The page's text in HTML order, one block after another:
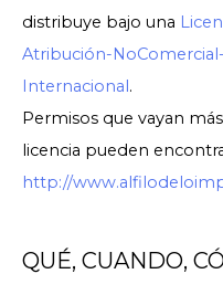
distribuye bajo una
Atribución-
Internacional.
Permisos que vayan
licencia pueden
http://
QUÉ, CUANDO,